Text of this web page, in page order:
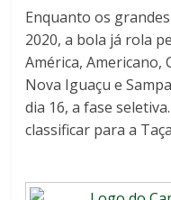
Enquanto os
2020, a bola já rola
América,
Nova Iguaçu e
dia 16, a fase
classificar para a